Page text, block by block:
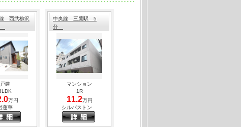
（63.67㎡）
００円
る三鷹駅徒歩圏内、東京方面始発電車もあり
徒歩10分
63.1㎡）
★広々リビング★使いやすい間取りで追い焚
用可能☆
駅 徒歩16分
西武柳沢
戸建
万円
蓮華
中央線 三鷹駅 5
分
マンション
1R
11.2万円
シルバストン